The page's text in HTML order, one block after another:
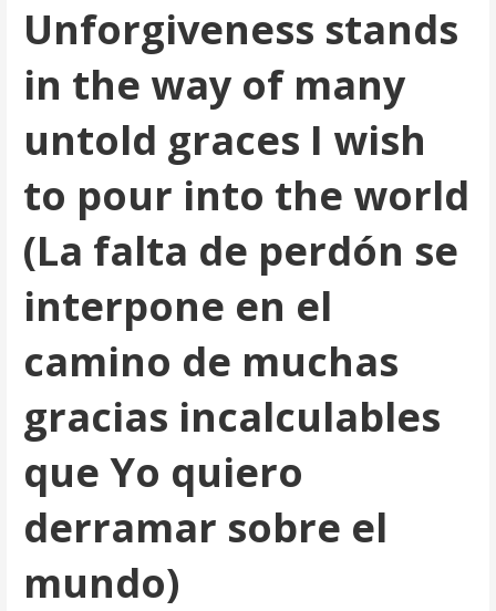
Unforgiveness stands
in the way of many
untold graces I wish
to pour into the world
(La falta de perdón se
interpone en el
camino de muchas
gracias incalculables
que Yo quiero
derramar sobre el
mundo)